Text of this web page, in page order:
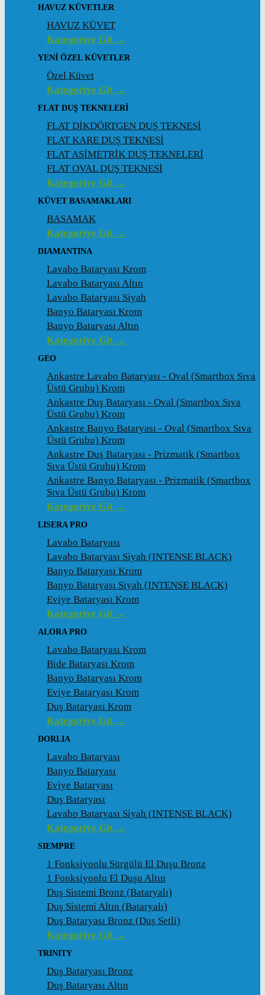
HAVUZ KÜVETLER
HAVUZ KÜVET
Kategoriye Git →
YENI ÖZEL KÜVETLER
Özel Küvet
Kategoriye Git →
FLAT DUŞ TEKNELERI
FLAT DİKDÖRTGEN DUŞ TEKNESİ
FLAT KARE DUŞ TEKNESİ
FLAT ASİMETRİK DUŞ TEKNELERİ
FLAT OVAL DUŞ TEKNESİ
Kategoriye Git →
KÜVET BASAMAKLARI
BASAMAK
Kategoriye Git →
DIAMANTINA
Lavabo Bataryası Krom
Lavabo Bataryası Altın
Lavabo Bataryası Siyah
Banyo Bataryası Krom
Banyo Bataryası Altın
Kategoriye Git →
GEO
Ankastre Lavabo Bataryası - Oval (Smartbox Sıva
Üstü Grubu) Krom
Ankastre Duş Bataryası - Oval (Smartbox Sıva
Üstü Grubu) Krom
Ankastre Banyo Bataryası - Oval (Smartbox Sıva
Üstü Grubu) Krom
Ankastre Duş Bataryası - Prizmatik (Smartbox
Sıva Üstü Grubu) Krom
Ankastre Banyo Bataryası - Prizmatik (Smartbox
Sıva Üstü Grubu) Krom
Kategoriye Git →
LISERA PRO
Lavabo Bataryası
Lavabo Bataryası Siyah (INTENSE BLACK)
Banyo Bataryası Krom
Banyo Bataryası Siyah (INTENSE BLACK)
Eviye Bataryası Krom
Kategoriye Git →
ALORA PRO
Lavabo Bataryası Krom
Bide Bataryası Krom
Banyo Bataryası Krom
Eviye Bataryası Krom
Duş Bataryası Krom
Kategoriye Git →
DORLIA
Lavabo Bataryası
Banyo Bataryası
Eviye Bataryası
Duş Bataryası
Lavabo Bataryası Siyah (INTENSE BLACK)
Kategoriye Git →
SIEMPRE
1 Fonksiyonlu Sürgülü El Duşu Bronz
1 Fonksiyonlu El Duşu Altın
Duş Sistemi Bronz (Bataryalı)
Duş Sistemi Altın (Bataryalı)
Duş Bataryası Bronz (Duş Setli)
Kategoriye Git →
TRINITY
Duş Bataryası Bronz
Duş Bataryası Altın